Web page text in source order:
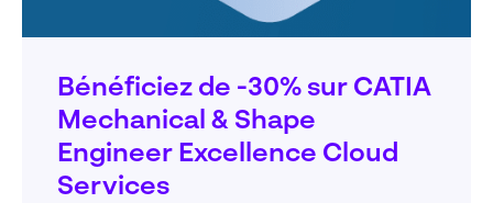
Bénéficiez de -30% sur CATIA
Mechanical & Shape
Engineer Excellence Cloud
Services